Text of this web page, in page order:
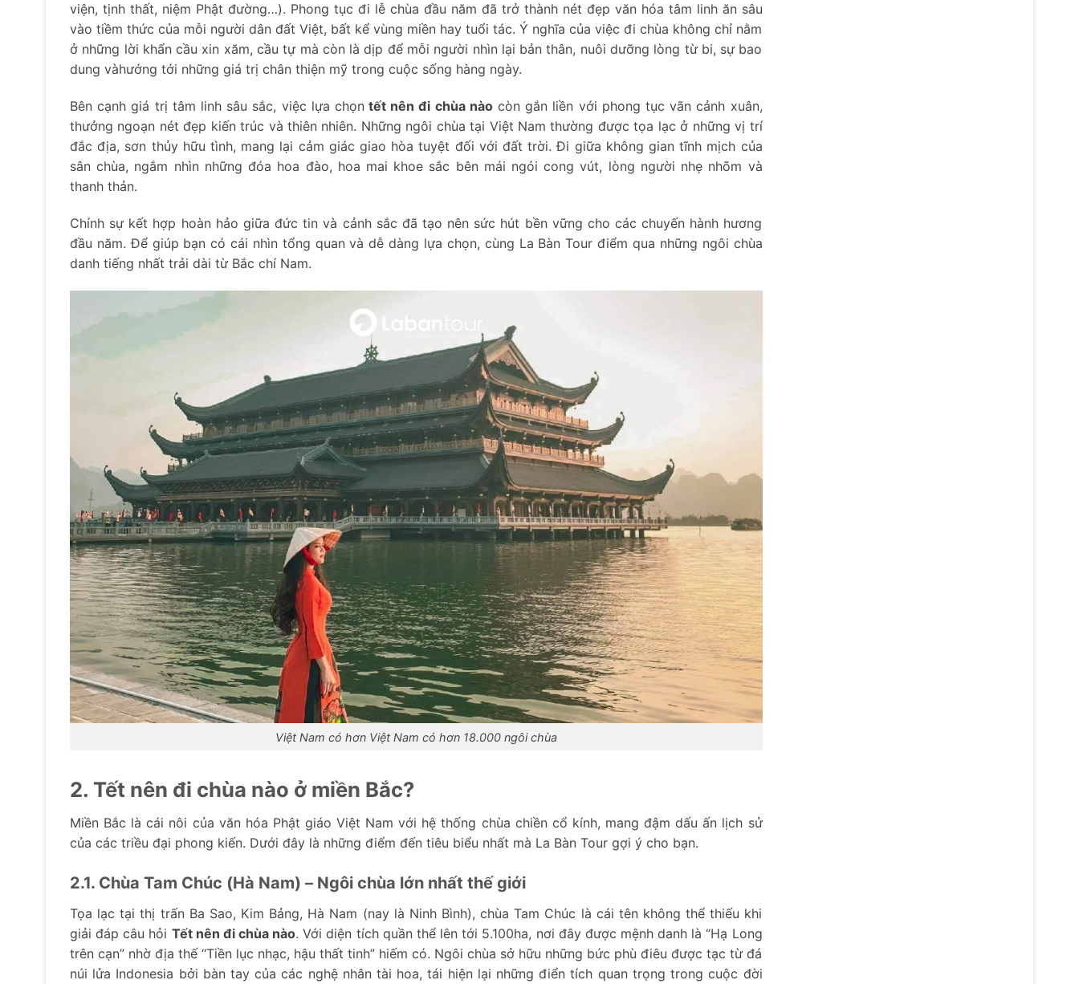
viện, tịnh thất, niệm Phật đường…). Phong tục đi lễ chùa đầu năm đã trở thành nét đẹp văn hóa tâm linh ăn sâu
vào tiềm thức của mỗi người dân đất Việt, bất kể vùng miền hay tuổi tác. Ý nghĩa của việc đi chùa không chỉ nằm
ở những lời khẩn cầu xin xăm, cầu tự mà còn là dịp để mỗi người nhìn lại bản thân, nuôi dưỡng lòng từ bi, sự bao
dung vàhướng tới những giá trị chân thiện mỹ trong cuộc sống hàng ngày.
Bên cạnh giá trị tâm linh sâu sắc, việc lựa chọn tết nên đi chùa nàocòn gắn liền với phong tục vãn cảnh xuân,
thưởng ngoạn nét đẹp kiến trúc và thiên nhiên. Những ngôi chùa tại Việt Nam thường được tọa lạc ở những vị trí
đắc địa, sơn thủy hữu tình, mang lại cảm giác giao hòa tuyệt đối với đất trời. Đi giữa không gian tĩnh mịch của
sân chùa, ngắm nhìn những đóa hoa đào, hoa mai khoe sắc bên mái ngói cong vút, lòng người nhẹ nhõm và
thanh thản.
Chính sự kết hợp hoàn hảo giữa đức tin và cảnh sắc đã tạo nên sức hút bền vững cho các chuyến hành hương
đầu năm. Để giúp bạn có cái nhìn tổng quan và dễ dàng lựa chọn, cùng La Bàn Tour điểm qua những ngôi chùa
danh tiếng nhất trải dài từ Bắc chí Nam.
Việt Nam có hơn Việt Nam có hơn 18.000 ngôi chùa
2. Tết nên đi chùa nào ở miền Bắc?
Miền Bắc là cái nôi của văn hóa Phật giáo Việt Nam với hệ thống chùa chiền cổ kính, mang đậm dấu ấn lịch sử
của các triều đại phong kiến. Dưới đây là những điểm đến tiêu biểu nhất mà La Bàn Tour gợi ý cho bạn.
2.1. Chùa Tam Chúc (Hà Nam) – Ngôi chùa lớn nhất thế giới
Tọa lạc tại thị trấn Ba Sao, Kim Bảng, Hà Nam (nay là Ninh Bình), chùa Tam Chúc là cái tên không thể thiếu khi
giải đáp câu hỏi Tết nên đi chùa nào. Với diện tích quần thể lên tới 5.100ha, nơi đây được mệnh danh là “Hạ Long
trên cạn” nhờ địa thế “Tiền lục nhạc, hậu thất tinh” hiếm có. Ngôi chùa sở hữu những bức phù điêu được tạc từ đá
núi lửa Indonesia bởi bàn tay của các nghệ nhân tài hoa, tái hiện lại những điển tích quan trọng trong cuộc đời